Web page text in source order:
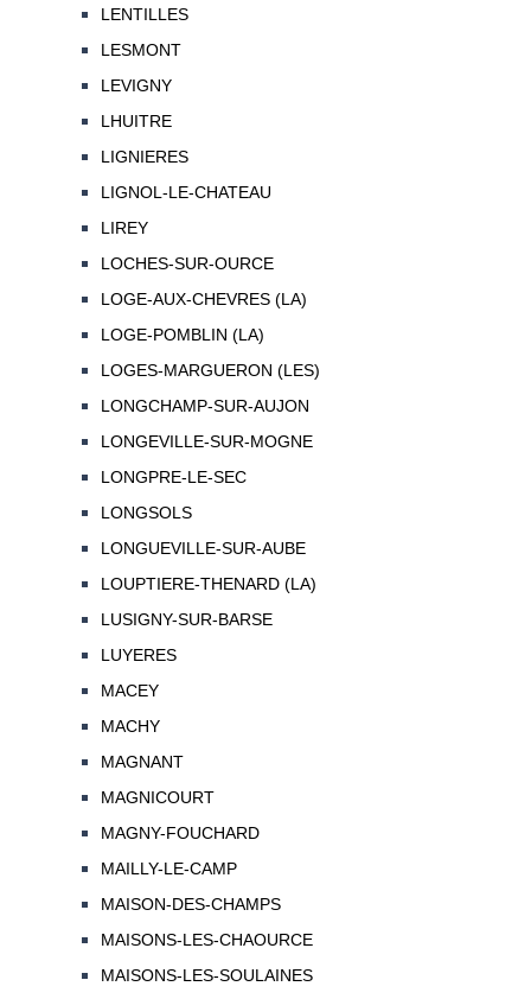
LENTILLES
LESMONT
LEVIGNY
LHUITRE
LIGNIERES
LIGNOL-LE-CHATEAU
LIREY
LOCHES-SUR-OURCE
LOGE-AUX-CHEVRES (LA)
LOGE-POMBLIN (LA)
LOGES-MARGUERON (LES)
LONGCHAMP-SUR-AUJON
LONGEVILLE-SUR-MOGNE
LONGPRE-LE-SEC
LONGSOLS
LONGUEVILLE-SUR-AUBE
LOUPTIERE-THENARD (LA)
LUSIGNY-SUR-BARSE
LUYERES
MACEY
MACHY
MAGNANT
MAGNICOURT
MAGNY-FOUCHARD
MAILLY-LE-CAMP
MAISON-DES-CHAMPS
MAISONS-LES-CHAOURCE
MAISONS-LES-SOULAINES